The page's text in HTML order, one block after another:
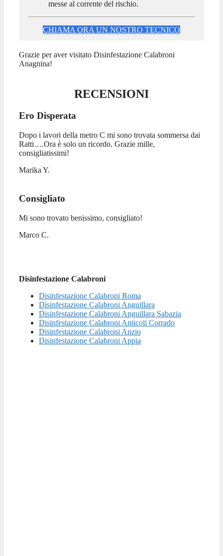
messe al corrente del rischio.
CHIAMA ORA UN NOSTRO TECNICO
Grazie per aver visitato Disinfestazione Calabroni
Anagnina!
RECENSIONI
Ero Disperata
Dopo i lavori della metro C mi sono trovata sommersa dai
Ratti….Ora è solo un ricordo. Grazie mille,
consigliatissimi!
Marika Y.
Consigliato
Mi sono trovato benissimo, consigliato!
Marco C.
Disinfestazione Calabroni
Disinfestazione Calabroni Roma
Disinfestazione Calabroni Anguillara
Disinfestazione Calabroni Anguillara Sabazia
Disinfestazione Calabroni Anticoli Corrado
Disinfestazione Calabroni Anzio
Disinfestazione Calabroni Appia